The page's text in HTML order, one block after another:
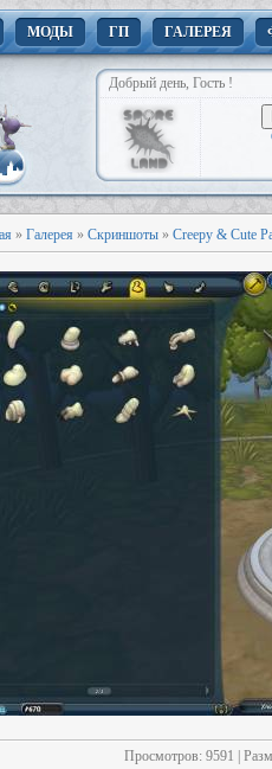
МОДЫ ГП ГАЛЕРЕЯ
Добрый день, Гость !
» Галерея » Скриншоты » Creepy & Cute
Просмотров: 9591 |